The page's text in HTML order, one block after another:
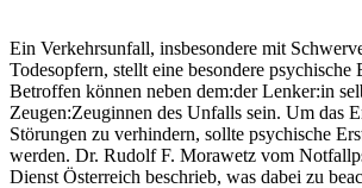
Ein Verkehrsunfall, ­insbesondere mit
Todesopfern, stellt eine besondere psychische
Betroffen können neben dem:der Lenker:in
Zeugen:Zeuginnen des Unfalls sein. Um das
Störungen zu verhindern, sollte psychische
werden. Dr. Rudolf F. Morawetz vom
Dienst Österreich beschrieb, was dabei zu